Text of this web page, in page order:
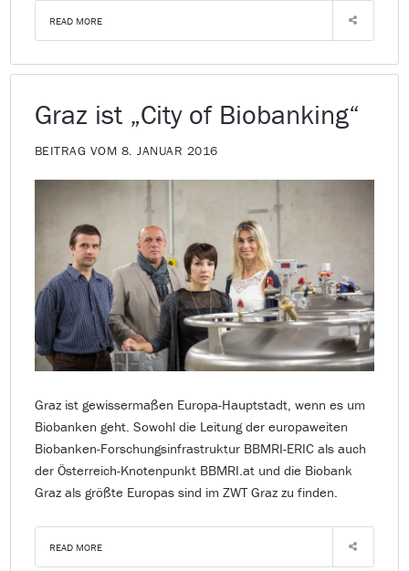
READ MORE
Graz ist „City of Biobanking“
BEITRAG VOM 8. JANUAR 2016
Graz ist gewissermaßen Europa-Hauptstadt, wenn es um
Biobanken geht. Sowohl die Leitung der europaweiten
Biobanken-Forschungsinfrastruktur BBMRI-ERIC als auch
der Österreich-Knotenpunkt BBMRI.at und die Biobank
Graz als größte Europas sind im ZWT Graz zu finden.
READ MORE